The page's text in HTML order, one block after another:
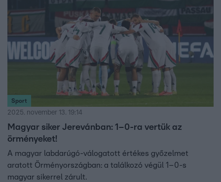
Sport
2025. november 13. 19:14
Magyar siker Jerevánban: 1–0-ra vertük az
örményeket!
A magyar labdarúgó-válogatott értékes győzelmet
aratott Örményországban: a találkozó végül 1–0-s
magyar sikerrel zárult.